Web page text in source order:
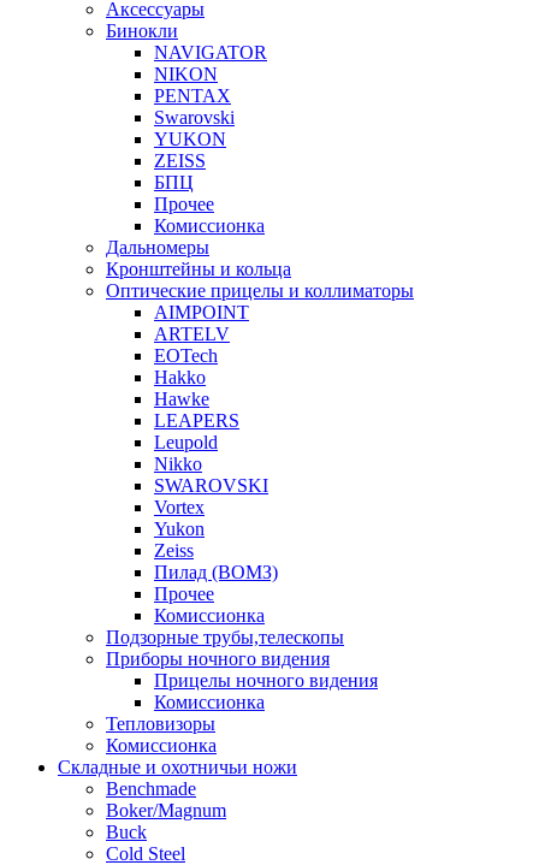
Аксессуары
Бинокли
NAVIGATOR
NIKON
PENTAX
Swarovski
YUKON
ZEISS
БПЦ
Прочее
Комиссионка
Дальномеры
Кронштейны и кольца
Оптические прицелы и коллиматоры
AIMPOINT
ARTELV
EOTech
Hakko
Hawke
LEAPERS
Leupold
Nikko
SWAROVSKI
Vortex
Yukon
Zeiss
Пилад (ВОМЗ)
Прочее
Комиссионка
Подзорные трубы,телескопы
Приборы ночного видения
Прицелы ночного видения
Комиссионка
Тепловизоры
Комиссионка
Складные и охотничьи ножи
Benchmade
Boker/Magnum
Buck
Cold Steel